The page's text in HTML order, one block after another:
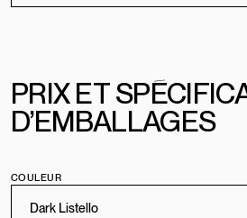
PRIXET
D’EMBALLAGES
COULEUR